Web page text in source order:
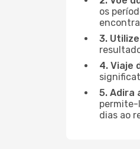
os
3.
4. Viaje
5. Adira
permite-
dias ao